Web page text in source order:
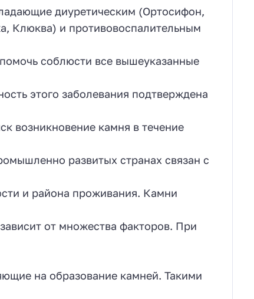
диуретическим (Ортосифон,
Клюква) и противовоспалительным
соблюсти все вышеуказанные
этого заболевания подтверждена
возникновение камня в течение
развитых странах связан с
и района проживания. Камни
от множества факторов. При
на образование камней. Такими